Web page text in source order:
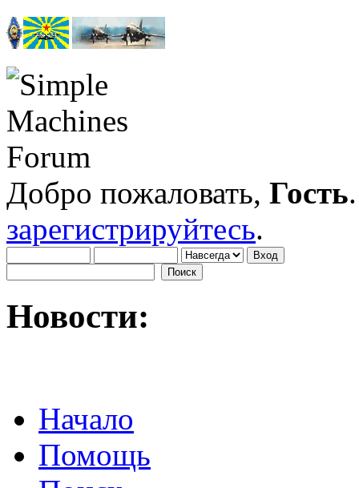
Добро пожаловать, Гость
зарегистрируйтесь.
Новости:
Начало
Помощь